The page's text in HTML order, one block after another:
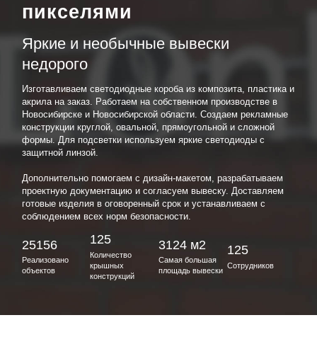
пикселями
Яркие и необычные вывески
недорого
Изготавливаем светодиодные короба из композита, пластика и
акрила на заказ. Работаем на собственном производстве в
Новосибирске и Новосибирской области. Создаем рекламные
конструкции круглой, овальной, прямоугольной и сложной
формы. Для подсветки используем яркие светодиоды с
защитной линзой.
Дополнительно помогаем с дизайн-макетом, разрабатываем
проектную документацию и согласуем вывеску. Доставляем
готовые изделия в оговоренный срок и устанавливаем с
соблюдением всех норм безопасности.
25156
Реализовано
объектов
125
Количество
крышных
конструкций
3124 м2
Самая большая
площадь вывески
125
Сотрудников